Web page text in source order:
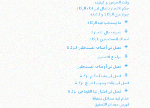
وقت الخرص و کیفیته
حکم الاتجار بالمال قبل اداء الزکاة
جواز عزل الزکاة و فائدته
+ ما یستجب فیه الزکاة
+
تعریف مال التجارة
اصناف المستحقین للزکاة
+ فصل فی أصناف المستحقین للزکاة
+ مراجع التحقیق
+ فصل فی أوصاف المستحقین
+
فصل فی بقیة أحکام الزکاة
فصل فی وقت وجوب اخراج الزکاة
+
فصل فی اعتبار نیة القربة فی الزکاة
ختام فیه مسائل متفرقة
فهرس مصادر التحقیق
ایران